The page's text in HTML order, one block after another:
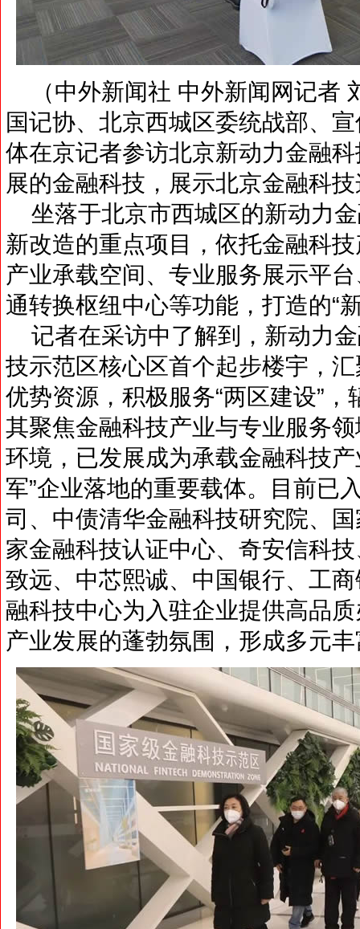
（中外新闻社 中外新闻网记者
国记协、北京西城区委统战部、
体在京记者参访北京新动力金融
展的金融科技，展示北京金融科
坐落于北京市西城区的新动力
新改造的重点项目，依托金融科
产业承载空间、专业服务展示平
通转换枢纽中心等功能，打造的“
记者在采访中了解到，新动力
技示范区核心区首个起步楼宇，
优势资源，积极服务“两区建设”
其聚焦金融科技产业与专业服务
环境，已发展成为承载金融科技产
军”企业落地的重要载体。目前已
司、中债清华金融科技研究院、
家金融科技认证中心、奇安信科
致远、中芯熙诚、中国银行、工
融科技中心为入驻企业提供高品
产业发展的蓬勃氛围，形成多元